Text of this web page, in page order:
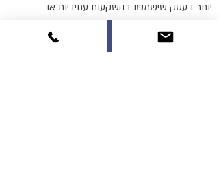
יותר בעסק שישמשו בהשקעות עתידיות או
שור רואי חשבון